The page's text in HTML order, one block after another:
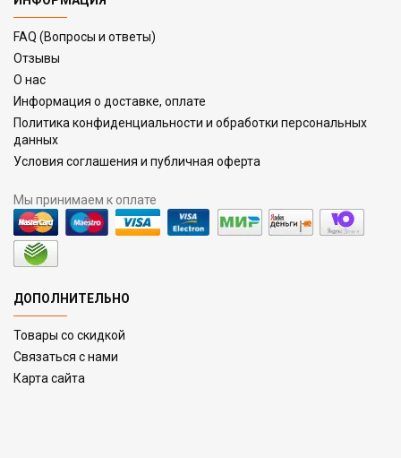
FAQ (Вопросы и ответы)
Отзывы
О нас
Информация о доставке, оплате
Политика конфиденциальности и обработки персональных
данных
Условия соглашения и публичная оферта
Мы принимаем к оплате
ДОПОЛНИТЕЛЬНО
Товары со скидкой
Связаться с нами
Карта сайта